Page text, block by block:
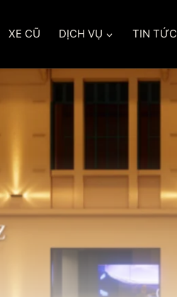
XE CŨ DỊCH VỤ TIN TỨC